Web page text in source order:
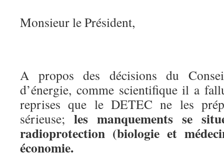
Monsieur le Président,
A propos des décisions du
d’énergie, comme scientifique il a
reprises que le DETEC ne les
sérieuse; les manquements se
radioprotection (biologie et
économie.